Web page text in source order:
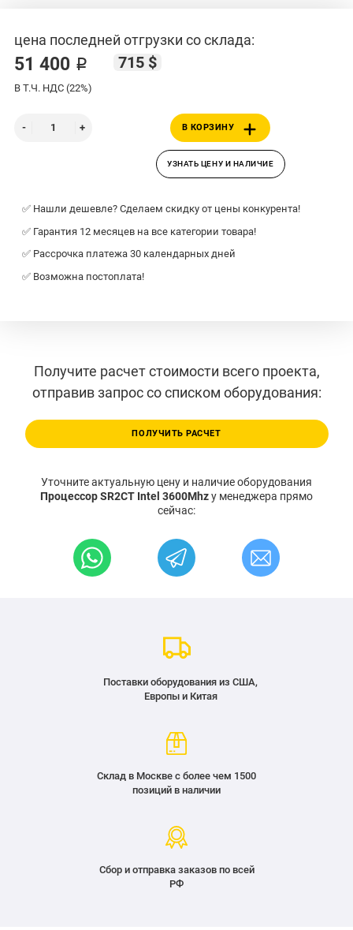
цена последней отгрузки со склада:
51 400 ₽ 715 $
В Т.Ч. НДС (22%)
В КОРЗИНУ
УЗНАТЬ ЦЕНУ И НАЛИЧИЕ
✅ Нашли дешевле? Сделаем скидку от цены конкурента!
✅ Гарантия 12 месяцев на все категории товара!
✅ Рассрочка платежа 30 календарных дней
✅ Возможна постоплата!
Получите расчет стоимости всего проекта,
отправив запрос со списком оборудования:
ПОЛУЧИТЬ РАСЧЕТ
Уточните актуальную цену и наличие оборудования
Процессор SR2CT Intel 3600Mhzу менеджера прямо
сейчас:
Поставки оборудования из США,
Европы и Китая
Склад в Москве с более чем 1500
позиций в наличии
Сбор и отправка заказов по всей
РФ